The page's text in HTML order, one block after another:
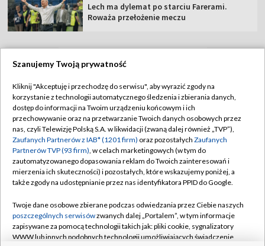
Lech ma dylemat po starciu Farerami.
Roważa przełożenie meczu
Abonament TVP
Sklep TVP
Biuro Reklamy
Oferta Handlowa
Telegazeta ogłoszenia
Rada Programowa
Ogłoszenia przetargowe
Regulamin TVP
Polityka prywatności
Moje zgody
Biuro reklamy
Kontakt
Kanały
©2026 Telewizja Polska Spółka Akcyjna w likwidacji
Szanujemy Twoją prywatność
Kliknij "Akceptuję i przechodzę do serwisu", aby wyrazić zgody na
korzystanie z technologii automatycznego śledzenia i zbierania danych,
dostęp do informacji na Twoim urządzeniu końcowym i ich
przechowywanie oraz na przetwarzanie Twoich danych osobowych przez
nas, czyli Telewizję Polską S.A. w likwidacji (zwaną dalej również „TVP”),
Zaufanych Partnerów z IAB* (1201 firm) oraz pozostałych Zaufanych
Partnerów TVP (93 firm), w celach marketingowych (w tym do
zautomatyzowanego dopasowania reklam do Twoich zainteresowań i
mierzenia ich skuteczności) i pozostałych, które wskazujemy poniżej, a
także zgody na udostępnianie przez nas identyfikatora PPID do Google.
Twoje dane osobowe zbierane podczas odwiedzania przez Ciebie naszych
poszczególnych serwisówzwanych dalej „Portalem”, w tym informacje
zapisywane za pomocą technologii takich jak: pliki cookie, sygnalizatory
WWW lub innych podobnych technologii umożliwiających świadczenie